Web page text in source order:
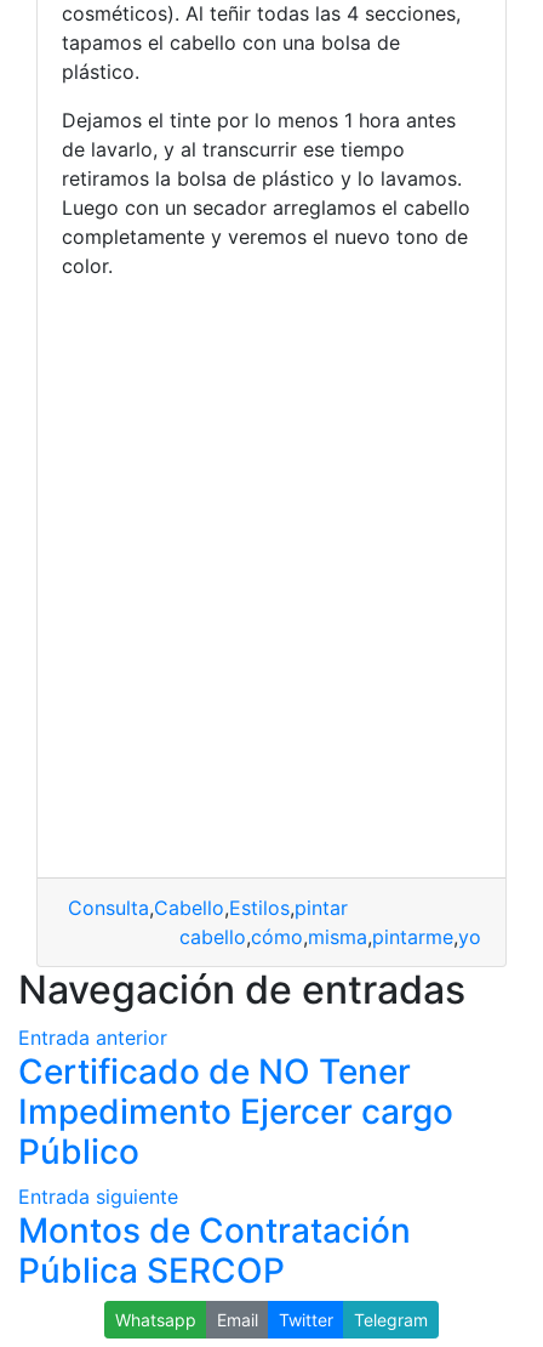
cosméticos). Al teñir todas las 4 secciones,
tapamos el cabello con una bolsa de
plástico.
Dejamos el tinte por lo menos 1 hora antes
de lavarlo, y al transcurrir ese tiempo
retiramos la bolsa de plástico y lo lavamos.
Luego con un secador arreglamos el cabello
completamente y veremos el nuevo tono de
color.
Consulta,Cabello,Estilos,pintar
cabello,cómo,misma,pintarme,yo
Navegación de entradas
Entrada anterior
Certificado de NO Tener
Impedimento Ejercer cargo
Público
Entrada siguiente
Montos de Contratación
Pública SERCOP
Whatsapp Email Twitter Telegram